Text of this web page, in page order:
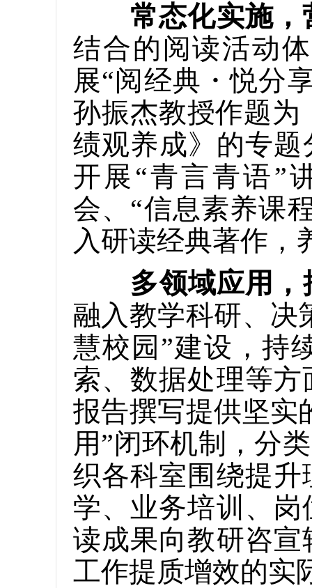
常态化实施，
结合的阅读活动
展“阅经典・悦分
孙振杰教授作题
绩观养成》的专
开展“青言青语”
会、“信息素养课
入研读经典著作，
多领域应用
融入教学科研、决
慧校园”建设，持
索、数据处理等
报告撰写提供坚
用”闭环机制，分
织各科室围绕提
学、业务培训、
读成果向教研咨
工作提质增效的实